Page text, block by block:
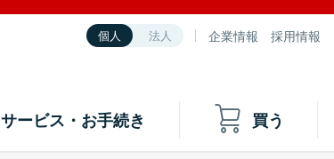
個人 法人 企業情報 採用情報
サービス・お手続き 買う